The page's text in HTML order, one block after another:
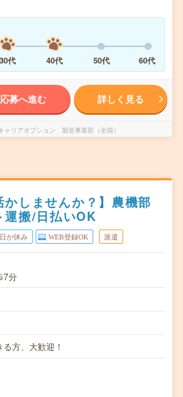
30代 40代 50代 60代
応募へ進む 詳しく見る
ャリアオプション 製造事業部（全国）
かしませんか？】農機部
運搬/日払いOK
が休み WEB登録OK 派遣
7分
方、大歓迎！